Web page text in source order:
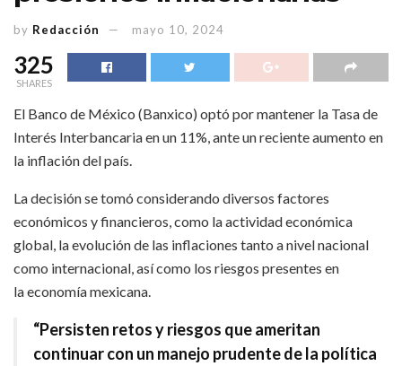
by Redacción mayo 10, 2024
325
SHARES
El Banco de México (Banxico) optó por mantener la Tasa de
Interés Interbancaria en un 11%, ante un reciente aumento en
la inflación del país.
La decisión se tomó considerando diversos factores
económicos y financieros, como la actividad económica
global, la evolución de las inflaciones tanto a nivel nacional
como internacional, así como los riesgos presentes en
la economía mexicana.
“Persisten retos y riesgos que ameritan
continuar con un manejo prudente de la política